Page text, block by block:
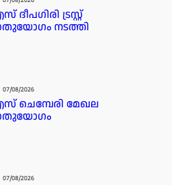
ട്രസ്റ്റ്
നടത്തി
07/08/2026
മേഖല
07/08/2026